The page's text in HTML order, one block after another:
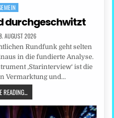
durchgeschwitzt
AUGUST 2026
Rundfunk geht selten
in die fundierte Analyse.
‚Starinterview‘ ist die
Vermarktung und…
READING...